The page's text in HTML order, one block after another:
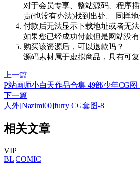
对于会员专享、整站源码、程序
责(也没有办法)找到出处。 同样
付款后无法显示下载地址或者无
如果您已经成功付款但是网站没
购买该资源后，可以退款吗？
源码素材属于虚拟商品，具有可
上一篇
P站画师小白天作品合集 49部少年CG图
下一篇
人外[Nazimi00]furry CG套图-8
相关文章
VIP
BL COMIC